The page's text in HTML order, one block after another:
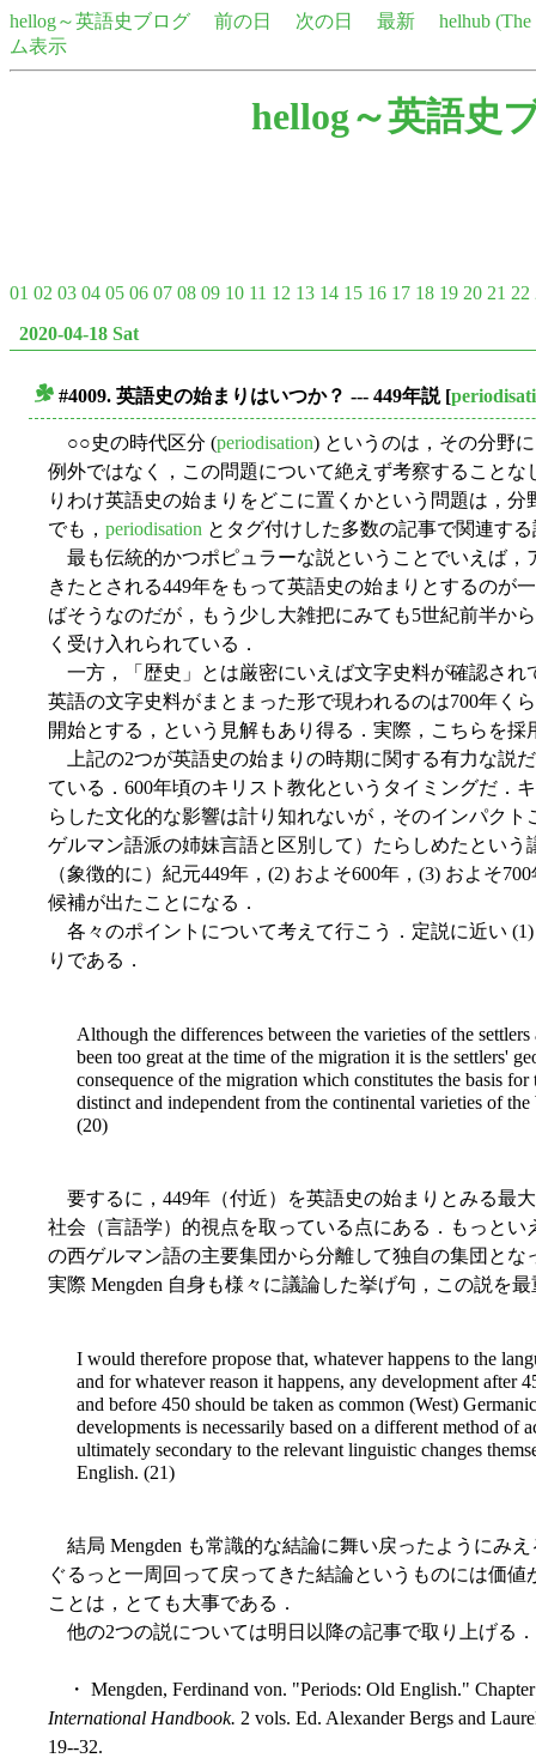
hellog～英語史ブログ 前の日 次の日 最新
helhub
ム表示
hellog～英語史
01 02 03 04 05 06 07 08 09 10 11 12 13 14 15 16 17 18 19 20 21 22
2020-04-18 Sat
#4009. 英語史の始まりはいつか？ --- 449年説[
○○史の時代区分 (periodisation) というのは，その分野
例外ではなく，この問題について絶えず考察すること
りわけ英語史の始まりをどこに置くかという問題は，
でも， periodisation とタグ付けした多数の記事で関連す
最も伝統的かつポピュラーな説ということでいえば，
きたとされる449年をもって英語史の始まりとするのが
ばそうなのだが，もう少し大雑把にみても5世紀前半か
く受け入れられている．
一方，「歴史」とは厳密にいえば文字史料が確認され
英語の文字史料がまとまった形で現われるのは700年く
開始とする，という見解もあり得る．実際，こちらを採
上記の2つが英語史の始まりの時期に関する有力な説
ている．600年頃のキリスト教化というタイミングだ．
らした文化的な影響は計り知れないが，そのインパク
ゲルマン語派の姉妹言語と区別して）たらしめたとい
（象徴的に）紀元449年，(2) およそ600年，(3) およそ
候補が出たことになる．
各々のポイントについて考えて行こう．定説に近い
りである．
Although the differences between the varieties of the
been too great at the time of the migration it is the settlers'
consequence of the migration which constitutes the basis
distinct and independent from the continental varieties of
(20)
要するに，449年（付近）を英語史の始まりとみる最
社会（言語学）的視点を取っている点にある．もっと
の西ゲルマン語の主要集団から分離して独自の集団と
実際 Mengden 自身も様々に議論した挙げ句，この説を
I would therefore propose that, whatever happens to the
and for whatever reason it happens, any development after
and before 450 should be taken as common (West)
developments is necessarily based on a different method of
ultimately secondary to the relevant linguistic changes
English. (21)
結局 Mengden も常識的な結論に舞い戻ったようにみ
ぐるっと一周回って戻ってきた結論というものには価
ことは，とても大事である．
他の2つの説については明日以降の記事で取り上げる．
・ Mengden, Ferdinand von. "Periods: Old English."
International Handbook. 2 vols. Ed. Alexander Bergs and
19--32.